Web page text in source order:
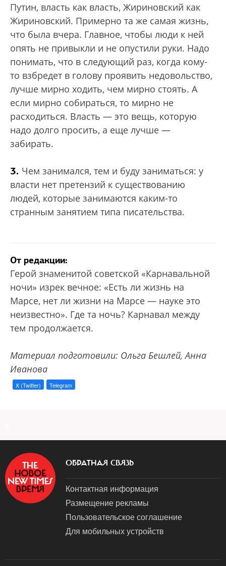
Путин, власть как власть, Жириновский как
Жириновский. Примерно та же самая жизнь,
что была вчера. Главное, чтобы люди к ней
опять не привыкли и не опустили руки. Надо
понимать, что в следующий раз, когда кому-
то взбредет в голову проявить недовольство,
лучше мирно ходить, чем мирно стоять. А
если мирно собираться, то мирно не
расходиться. Власть — это вещь, которую
надо долго просить, а еще лучше —
забирать.
3. Чем занимался, тем и буду заниматься: у
власти нет претензий к существованию
людей, которые занимаются каким-то
странным занятием типа писательства.
От редакции:
Герой знаменитой советской «Карнавальной
ночи» изрек вечное: «Есть ли жизнь на
Марсе, нет ли жизни на Марсе — науке это
неизвестно». Где та ночь? Карнавал между
тем продолжается.
Материал подготовили: Ольга Бешлей, Анна
Иванова
X (Twitter) Telegram
ОБРАТНАЯ СВЯЗЬ
Контактная информация
Размещение рекламы
Пользовательское соглашение
Для мобильных устройств